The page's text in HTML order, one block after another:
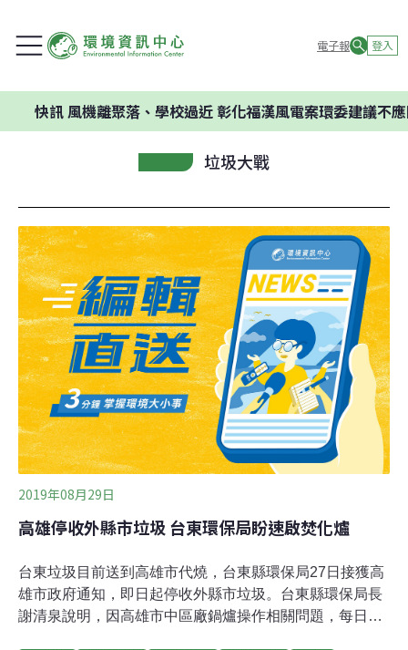
電子報 登入
風機離聚落、學校過近 彰化福漢風電案環委建議不應開發
垃圾大戰
2019年08月29日
高雄停收外縣市垃圾 台東環保局盼速啟焚化爐
台東垃圾目前送到高雄市代燒，台東縣環保局27日接獲高
雄市政府通知，即日起停收外縣市垃圾。台東縣環保局長
謝清泉說明，因高雄市中區廠鍋爐操作相關問題，每日處